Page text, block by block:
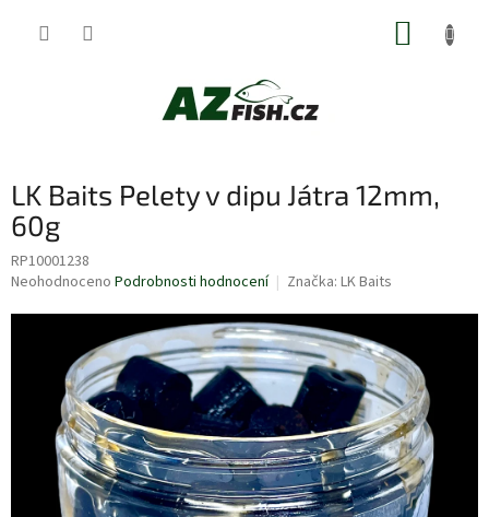
LK Baits Pelety v dipu Játra 12mm,
60g
RP10001238
Průměrné
hvězdiček.
Neohodnoceno Podrobnosti hodnocení Značka: LK Baits